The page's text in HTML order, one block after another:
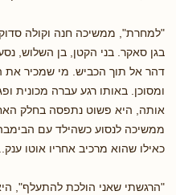
"למחרת", ממשיכה חנה וקולה סדוק
בגן סאקר. בני הקטן, בן השלוש,
דהר אל תוך הכביש. מי שמכיר את
ומסוכן. באותו רגע עברה מכונית
אותה, היא פשוט נתפסה בחלק
ממשיכה לנסוע כשהילד עם
כאילו שהוא מרכיב אחריו אוטו ענק...
"הרגשתי שאני הולכת להתעלף",